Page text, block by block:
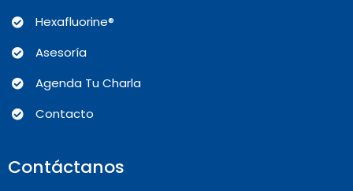
Hexafluorine®
Asesoría
Agenda Tu Charla
Contacto
Contáctanos